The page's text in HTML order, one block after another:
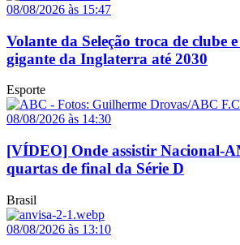
08/08/2026 às 15:47
Volante da Seleção troca de clube
gigante da Inglaterra até 2030
Esporte
08/08/2026 às 14:30
[VÍDEO] Onde assistir Nacional-
quartas de final da Série D
Brasil
08/08/2026 às 13:10